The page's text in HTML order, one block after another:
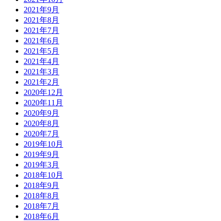
2021年9月
2021年8月
2021年7月
2021年6月
2021年5月
2021年4月
2021年3月
2021年2月
2020年12月
2020年11月
2020年9月
2020年8月
2020年7月
2019年10月
2019年9月
2019年3月
2018年10月
2018年9月
2018年8月
2018年7月
2018年6月